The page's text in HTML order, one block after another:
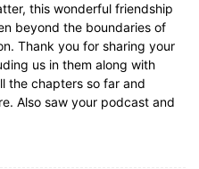
this wonderful friendship
beyond the boundaries of
Thank you for sharing your
us in them along with
the chapters so far and
Also saw your podcast and